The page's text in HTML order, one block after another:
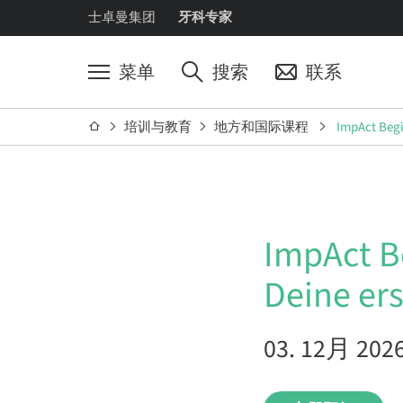
士卓曼集团 牙科专家
菜单 搜索 联系
培训与教育 地方和国际课程 ImpAct
ImpAct
Deine
03. 12月